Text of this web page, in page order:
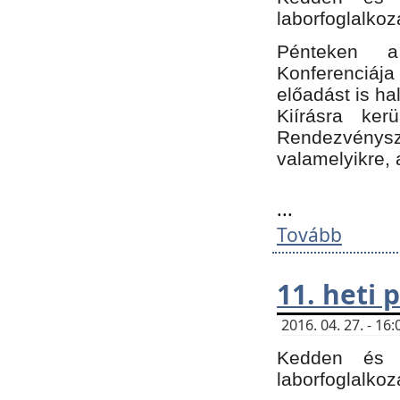
Pénteken
előadást is
Kiírásra
valamelyikre,
...
Tovább
11. heti
2016. 04. 27. -
Kedden és